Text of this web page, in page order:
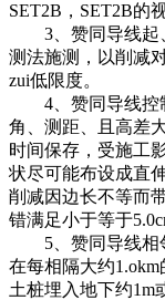
SET2B，SET2B的
3、赞同导线起
测法施测，以削减
zui低限度。
4、赞同导线控
角、测距、且高差
时间保存，受施工
状尽可能布设成直
削减因边长不等而
错满足小于等于
5、赞同导线相邻
在每相隔大约
土桩埋入地下约1m